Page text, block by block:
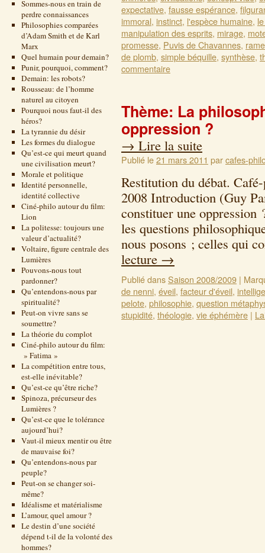
Sommes-nous en train de
perdre connaissances
Philosophies comparées
d’Adam Smith et de Karl
Marx
Quel humain pour demain?
Punir, pourquoi, comment?
Demain: les robots?
Rousseau: de l’homme
naturel au citoyen
Pourquoi nous faut-il des
héros?
La tyrannie du désir
Les formes du dialogue
Qu’est-ce qui meurt quand
une civilisation meurt?
Morale et politique
Identité personnelle,
identité collective
Ciné-philo autour du film:
Lion
La politesse: toujours une
valeur d’actualité?
Voltaire, figure centrale des
Lumières
Pouvons-nous tout
pardonner?
Qu’entendons-nous par
spiritualité?
Peut-on vivre sans se
soumettre?
La théorie du complot
Ciné-philo autour du film:
» Fatima »
La compétition entre tous,
est-elle inévitable?
Qu’est-ce qu’être riche?
Spinoza, précurseur des
Lumières ?
Qu’est-ce que le tolérance
aujourd’hui?
Vaut-il mieux mentir ou être
de mauvaise foi?
Qu’entendons-nous par
peuple?
Peut-on se changer soi-
même?
Idéalisme et matérialisme
L’amour, quel amour ?
Le destin d’une société
dépend t-il de la volonté des
hommes?
expectative, fausse espérance,
immoral, instinct, l'espèce humaine,
manipulation des esprits, mirage,
promesse, Puvis de Chavannes,
de plomb, simple béquille, synthèse,
commentaire
Thème: La
oppression ?
→ Lire la suite
Publié le21 mars 2011 parcafes-
Restitution du débat.
2008 Introduction (Guy
constituer une oppression
les questions
nous posons ; celles qui
lecture →
Publié dansSaison 2008/2009 |
de nenni, éveil, facteur d'éveil,
pelote, philosophie, question
stupidité, théologie, vie éphémère |